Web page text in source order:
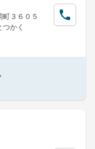
３６０５
かく